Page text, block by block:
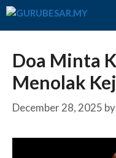
Skip
Doa Minta
Menolak
December 28, 2025 by